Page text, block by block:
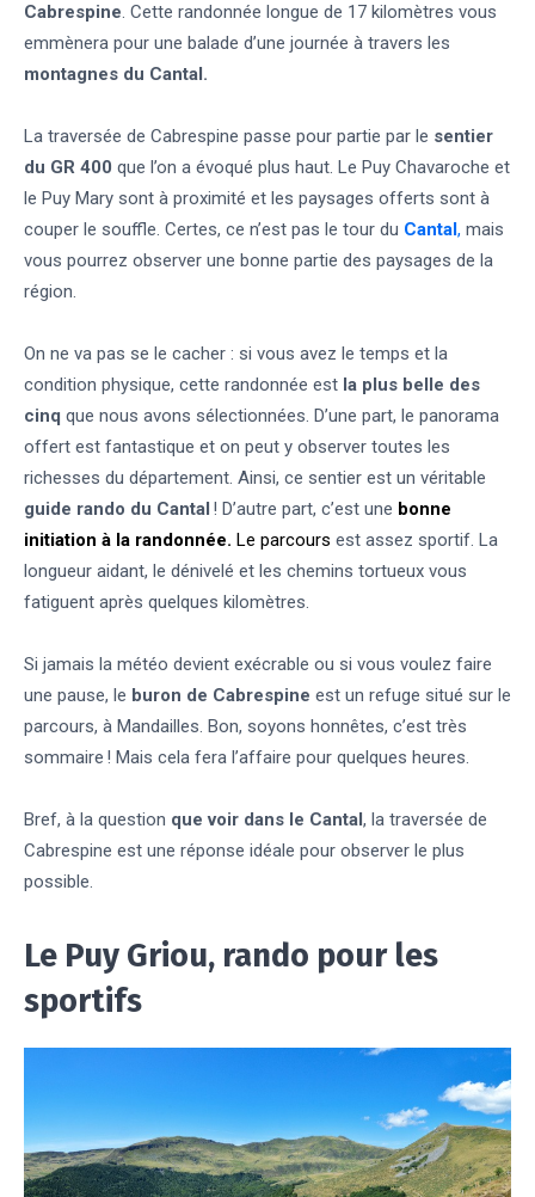
Cabrespine. Cette randonnée longue de 17 kilomètres vous
emmènera pour une balade d’une journée à travers les
montagnes du Cantal.
La traversée de Cabrespine passe pour partie par le sentier
du GR 400 que l’on a évoqué plus haut. Le Puy Chavaroche et
le Puy Mary sont à proximité et les paysages offerts sont à
couper le souffle. Certes, ce n’est pas le tour du Cantal , mais
vous pourrez observer une bonne partie des paysages de la
région.
On ne va pas se le cacher : si vous avez le temps et la
condition physique, cette randonnée est la plus belle des
cinq que nous avons sélectionnées. D’une part, le panorama
offert est fantastique et on peut y observer toutes les
richesses du département. Ainsi, ce sentier est un véritable
guide rando du Cantal ! D’autre part, c’est une bonne
initiation à la randonnée. Le parcours est assez sportif. La
longueur aidant, le dénivelé et les chemins tortueux vous
fatiguent après quelques kilomètres.
Si jamais la météo devient exécrable ou si vous voulez faire
une pause, le buron de Cabrespine est un refuge situé sur le
parcours, à Mandailles. Bon, soyons honnêtes, c’est très
sommaire ! Mais cela fera l’affaire pour quelques heures.
Bref, à la question que voir dans le Cantal , la traversée de
Cabrespine est une réponse idéale pour observer le plus
possible.
Le Puy Griou, rando pour les
sportifs